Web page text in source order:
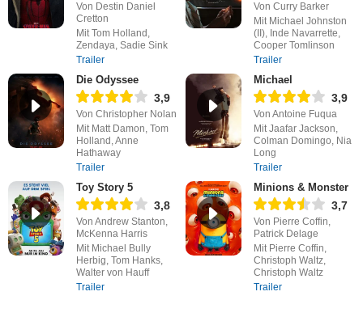
Von Destin Daniel
Cretton
Mit Tom Holland,
Zendaya, Sadie Sink
Trailer
Von Curry Barker
Mit Michael Johnston
(II), Inde Navarrette,
Cooper Tomlinson
Trailer
Die Odyssee
3,9
Von Christopher Nolan
Mit Matt Damon, Tom
Holland, Anne
Hathaway
Trailer
Michael
3,9
Von Antoine Fuqua
Mit Jaafar Jackson,
Colman Domingo, Nia
Long
Trailer
Toy Story 5
3,8
Von Andrew Stanton,
McKenna Harris
Mit Michael Bully
Herbig, Tom Hanks,
Walter von Hauff
Trailer
Minions & Monster
3,7
Von Pierre Coffin,
Patrick Delage
Mit Pierre Coffin,
Christoph Waltz,
Christoph Waltz
Trailer